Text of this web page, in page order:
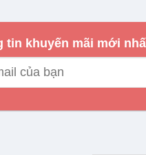
: Nhờ lõi đồng chất
IP, Access Point Wi-Fi mà
: Lớp vỏ PVC của mã sản
nổ trong các tòa nhà văn
tin khuyến mãi mới